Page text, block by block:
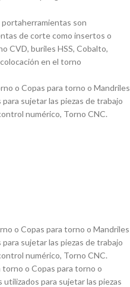
son
de corte como insertos o
CVD, buriles HSS, Cobalto,
en el torno
o Copas para torno o Mandriles
sujetar las piezas de trabajo
numérico, Torno CNC.
o Copas para torno o Mandriles
sujetar las piezas de trabajo
numérico, Torno CNC.
o Copas para torno o
para sujetar las piezas